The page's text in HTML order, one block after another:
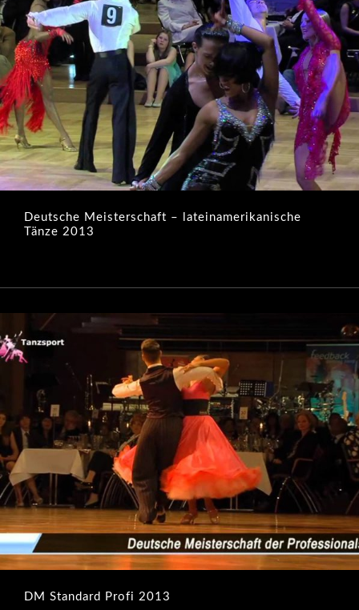
Deutsche Meisterschaft – lateinamerikanische
Tänze 2013
DM Standard Profi 2013